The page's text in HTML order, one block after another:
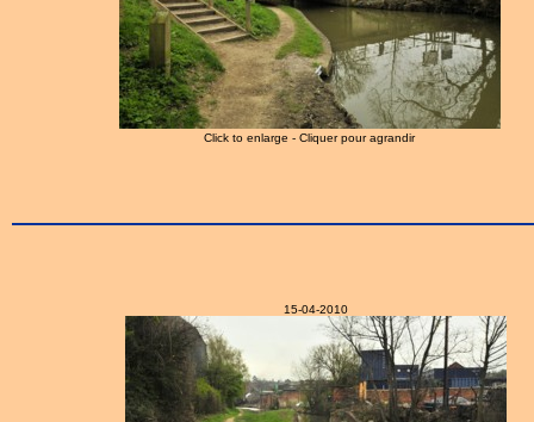
Click to enlarge - Cliquer pour agrandir
15-04-2010